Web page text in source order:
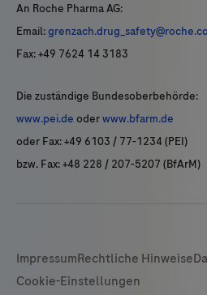
An Roche Pharma AG:
Email:
Fax: +49 7624 14 3183
Die zuständige Bundesoberbehörde:
www.pei.de oderwww.bfarm.de
oder Fax: +49 6103 / 77-1234 (PEI)
bzw. Fax: +48 228 / 207-5207 (BfArM)
ImpressumRechtliche Hinweise
Cookie-Einstellungen